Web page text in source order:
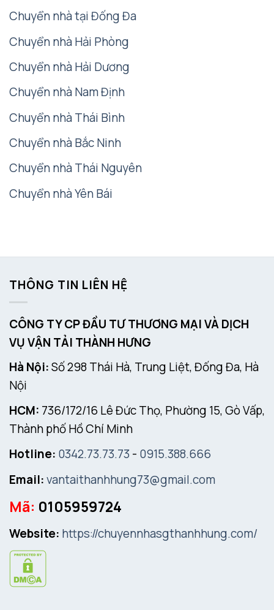
Chuyển nhà tại Đống Đa
Chuyển nhà Hải Phòng
Chuyển nhà Hải Dương
Chuyển nhà Nam Định
Chuyển nhà Thái Bình
Chuyển nhà Bắc Ninh
Chuyển nhà Thái Nguyên
Chuyển nhà Yên Bái
THÔNG TIN LIÊN HỆ
CÔNG TY CP ĐẦU TƯ THƯƠNG MẠI VÀ DỊCH
VỤ VẬN TẢI THÀNH HƯNG
Hà Nội:Số 298 Thái Hà, Trung Liệt, Đống Đa, Hà
Nội
HCM: 736/172/16 Lê Đức Thọ, Phường 15, Gò Vấp,
Thành phố Hồ Chí Minh
Hotline: 0342.73.73.73- 0915.388.666
Email:vantaithanhhung73@gmail.com
Mã: 0105959724
Website: https://chuyennhasgthanhhung.com/